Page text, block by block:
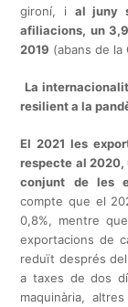
gironí, i al juny
afiliacions, un
2019 (abans de la
La
resilient a la
El 2021 les
respecte al 2020,
conjunt de les
compte que el
0,8%, mentre
exportacions de
reduït després
a taxes de dos
maquinària,